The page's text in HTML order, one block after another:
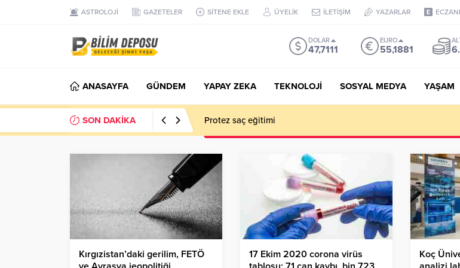
ASTROLOJİ GAZETELER SİTENE EKLE ÜYELİK İLETİŞİM YAZARLAR
DOLAR
47,7111
EURO
55,1881
ANASAYFA GÜNDEM YAPAY ZEKA TEKNOLOJİ SOSYAL MEDYA YAŞAM
SON DAKİKA Protez saç eğitimi
Kırgızistan’daki gerilim, FETÖ
17 Ekim 2020 corona virüs
Koç